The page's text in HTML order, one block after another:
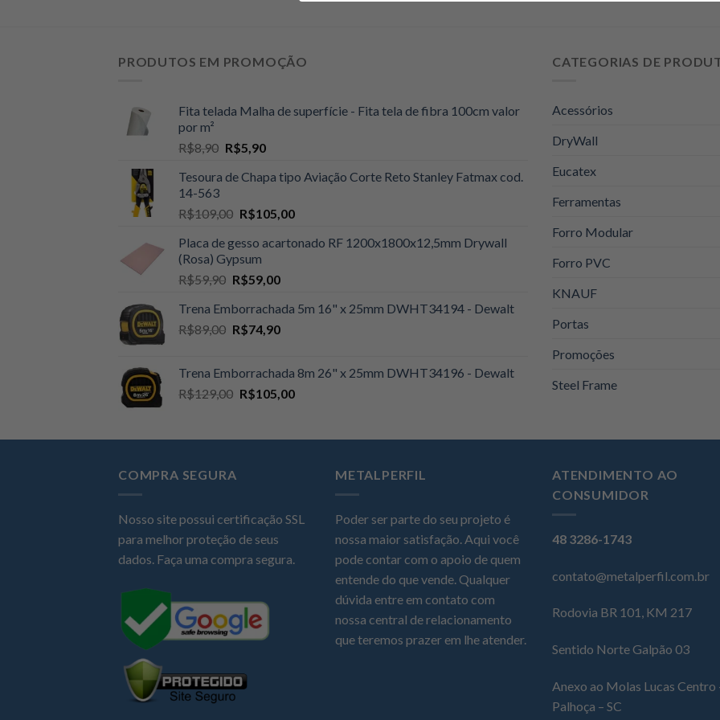
PRODUTOS EM PROMOÇÃO
Fita telada Malha de superfície - Fita tela de fibra 100cm valor
por m²
R$8,90 O
original
R$8,90.
R$5,90O
atual
R$5,90.
Tesoura de Chapa tipo Aviação Corte Reto Stanley Fatmax cod.
14-563
R$109,00 O
original
era:
R$109,00.
R$105,00O
atual
Placa de gesso acartonado RF 1200x1800x12,5mm Drywall
(Rosa) Gypsum
R$59,90 O
original
era:
R$59,00O
atual
é:
Trena Emborrachada 5m 16" x 25mm DWHT34194 - Dewalt
R$89,00 O
era:
R$89,00.
R$74,90O
é:
R$74,90.
Trena Emborrachada 8m 26" x 25mm DWHT34196 - Dewalt
R$129,00 O
era:
R$105,00O
é:
CATEGORIAS DE
Acessórios
DryWall
Eucatex
Ferramentas
Forro Modular
Forro PVC
KNAUF
Portas
Promoções
Steel Frame
COMPRA SEGURA
Nosso site possui certificação SSL
para melhor proteção de seus
dados. Faça uma compra segura.
METALPERFIL
Poder ser parte do seu projeto é
nossa maior satisfação. Aqui você
pode contar com o apoio de quem
entende do que vende. Qualquer
dúvida entre em contato com
nossa central de relacionamento
que teremos prazer em lhe atender.
ATENDIMENTO AO
CONSUMIDOR
48 3286-1743
contato@metalperfil.com.br
Rodovia BR 101, KM 217
Sentido Norte Galpão 03
Anexo ao Molas Lucas Centro
Palhoça – SC